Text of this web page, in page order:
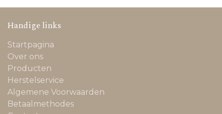
Handige links
Startpagina
Over ons
Producten
Herstelservice
Algemene Voorwaarden
Betaalmethodes